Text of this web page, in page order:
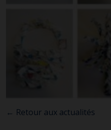
← Retour aux actualités